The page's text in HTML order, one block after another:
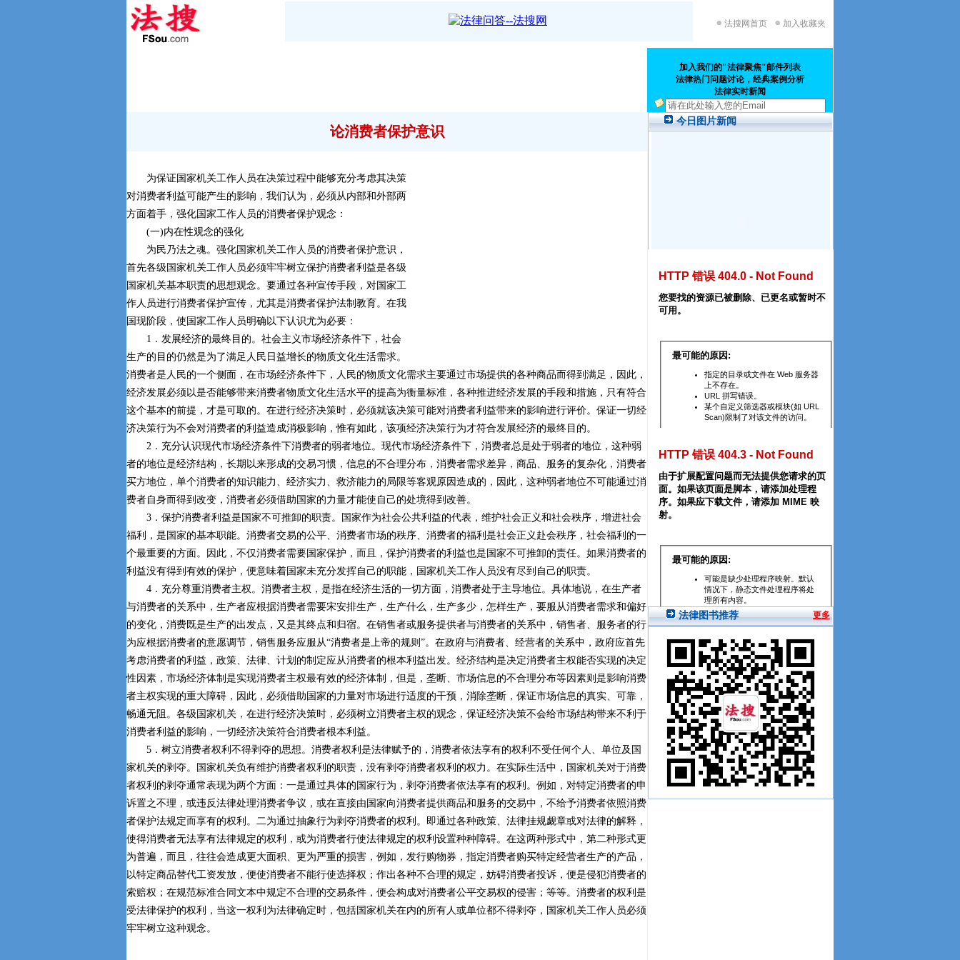
加入收藏夹
法搜网首页
论消费者保护意识
为保证国家机关工作人员在决策过程中能够充分考虑其决策
对消费者利益可能产生的影响，我们认为，必须从内部和外部两
方面着手，强化国家工作人员的消费者保护观念：
(一)内在性观念的强化
为民乃法之魂。强化国家机关工作人员的消费者保护意识，
首先各级国家机关工作人员必须牢牢树立保护消费者利益是各级
国家机关基本职责的思想观念。要通过各种宣传手段，对国家工
作人员进行消费者保护宣传，尤其是消费者保护法制教育。在我
国现阶段，使国家工作人员明确以下认识尤为必要：
1．发展经济的最终目的。社会主义市场经济条件下，社会
生产的目的仍然是为了满足人民日益增长的物质文化生活需求。
消费者是人民的一个侧面，在市场经济条件下，人民的物质文化需求主要通过市场提供的各种商品而得到满足，因此，
经济发展必须以是否能够带来消费者物质文化生活水平的提高为衡量标准，各种推进经济发展的手段和措施，只有符合
这个基本的前提，才是可取的。在进行经济决策时，必须就该决策可能对消费者利益带来的影响进行评价。保证一切经
济决策行为不会对消费者的利益造成消极影响，惟有如此，该项经济决策行为才符合发展经济的最终目的。
2．充分认识现代市场经济条件下消费者的弱者地位。现代市场经济条件下，消费者总是处于弱者的地位，这种弱
者的地位是经济结构，长期以来形成的交易习惯，信息的不合理分布，消费者需求差异，商品、服务的复杂化，消费者
买方地位，单个消费者的知识能力、经济实力、救济能力的局限等客观原因造成的，因此，这种弱者地位不可能通过消
费者自身而得到改变，消费者必须借助国家的力量才能使自己的处境得到改善。
3．保护消费者利益是国家不可推卸的职责。国家作为社会公共利益的代表，维护社会正义和社会秩序，增进社会
福利，是国家的基本职能。消费者交易的公平、消费者市场的秩序、消费者的福利是社会正义赴会秩序，社会福利的一
个最重要的方面。因此，不仅消费者需要国家保护，而且，保护消费者的利益也是国家不可推卸的责任。如果消费者的
利益没有得到有效的保护，便意味着国家未充分发挥自己的职能，国家机关工作人员没有尽到自己的职责。
4．充分尊重消费者主权。消费者主权，是指在经济生活的一切方面，消费者处于主导地位。具体地说，在生产者
与消费者的关系中，生产者应根据消费者需要宋安排生产，生产什么，生产多少，怎样生产，要服从消费者需求和偏好
的变化，消费既是生产的出发点，又是其终点和归宿。在销售者或服务提供者与消费者的关系中，销售者、服务者的行
为应根据消费者的意愿调节，销售服务应服从“消费者是上帝的规则”。在政府与消费者、经营者的关系中，政府应首先
考虑消费者的利益，政策、法律、计划的制定应从消费者的根本利益出发。经济结构是决定消费者主权能否实现的决定
性因素，市场经济体制是实现消费者主权最有效的经济体制，但是，垄断、市场信息的不合理分布等因素则是影响消费
者主权实现的重大障碍，因此，必须借助国家的力量对市场进行适度的干预，消除垄断，保证市场信息的真实、可靠，
畅通无阻。各级国家机关，在进行经济决策时，必须树立消费者主权的观念，保证经济决策不会给市场结构带来不利于
消费者利益的影响，一切经济决策符合消费者根本利益。
5．树立消费者权利不得剥夺的思想。消费者权利是法律赋予的，消费者依法享有的权利不受任何个人、单位及国
家机关的剥夺。国家机关负有维护消费者权利的职责，没有剥夺消费者权利的权力。在实际生活中，国家机关对于消费
者权利的剥夺通常表现为两个方面：一是通过具体的国家行为，剥夺消费者依法享有的权利。例如，对特定消费者的申
诉置之不理，或违反法律处理消费者争议，或在直接由国家向消费者提供商品和服务的交易中，不给予消费者依照消费
者保护法规定而享有的权利。二为通过抽象行为剥夺消费者的权利。即通过各种政策、法律挂规觑章或对法律的解释，
使得消费者无法享有法律规定的权利，或为消费者行使法律规定的权利设置种种障碍。在这两种形式中，第二种形式更
为普遍，而且，往往会造成更大面积、更为严重的损害，例如，发行购物券，指定消费者购买特定经营者生产的产品，
以特定商品替代工资发放，便使消费者不能行使选择权；作出各种不合理的规定，妨碍消费者投诉，便是侵犯消费者的
索赔权；在规范标准合同文本中规定不合理的交易条件，便会构成对消费者公平交易权的侵害；等等。消费者的权利是
受法律保护的权利，当这一权利为法律确定时，包括国家机关在内的所有人或单位都不得剥夺，国家机关工作人员必须
牢牢树立这种观念。